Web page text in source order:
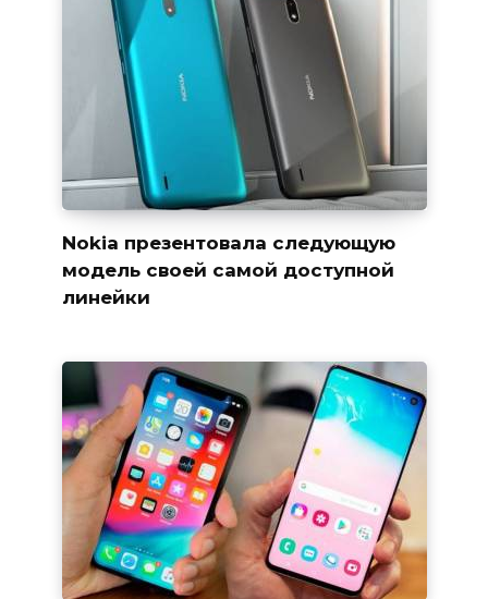
Nokia презентовала следующую
модель своей самой доступной
линейки